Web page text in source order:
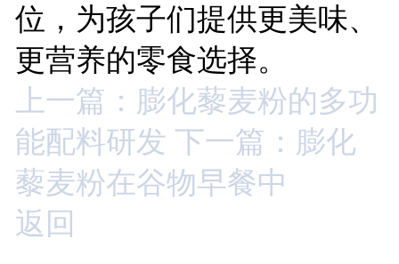
位，为孩子们提供更美味、
更营养的零食选择。
上一篇：膨化藜麦粉的多功
能配料研发 下一篇：膨化
藜麦粉在谷物早餐中
返回